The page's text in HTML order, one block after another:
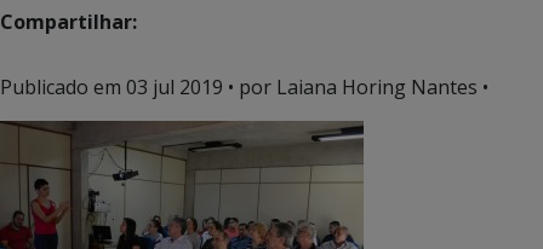
Compartilhar:
Publicado em 03 jul 2019 • por Laiana Horing Nantes •